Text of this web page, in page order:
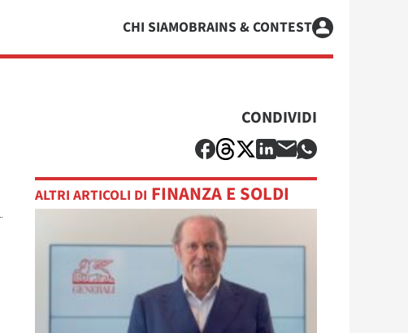
CHI SIAMOBRAINS & CONTEST
CONDIVIDI
ALTRI ARTICOLI DI FINANZA E SOLDI